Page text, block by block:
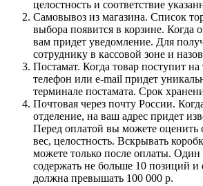
целостность и соответствие
Самовывоз из магазина. Список
выбора появится в корзине. Когда
вам придет уведомление. Для
сотруднику в кассовой зоне и
Постамат. Когда товар поступит
телефон или e-mail придет
терминале постамата. Срок
Почтовая через почту России.
отделение, на ваш адрес придет
Перед оплатой вы можете оценить
вес, целостность. Вскрывать
можете только после оплаты. Один
содержать не больше 10 позиций и
должна превышать 100 000 р.